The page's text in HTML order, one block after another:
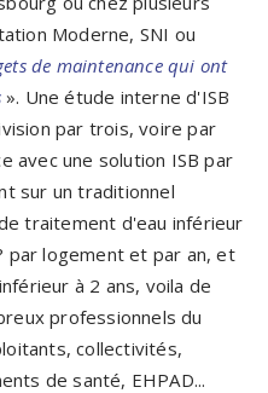
Moderne, SNI ou
de maintenance qui ont
». Une étude interne d'ISB
par trois, voire par
avec une solution ISB par
sur un traditionnel
traitement d'eau inférieur
par logement et par an, et
à 2 ans, voila de
professionnels du
collectivités,
de santé, EHPAD...